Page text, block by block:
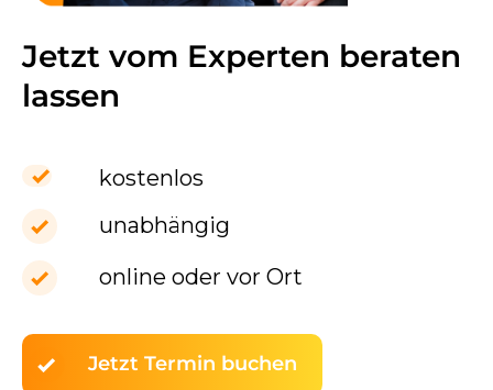
Jetzt vom Experten beraten
lassen
kostenlos
unabhängig
online oder vor Ort
Jetzt Termin buchen